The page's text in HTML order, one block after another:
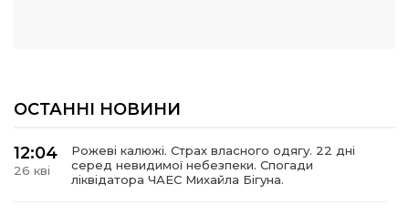
ОСТАННІ НОВИНИ
12:04
26 кві
Рожеві калюжі. Страх власного одягу. 22 дні
серед невидимої небезпеки. Спогади
ліквідатора ЧАЕС Михайла Бігуна.